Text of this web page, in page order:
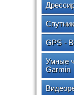
GPS -
Умные
Garmin